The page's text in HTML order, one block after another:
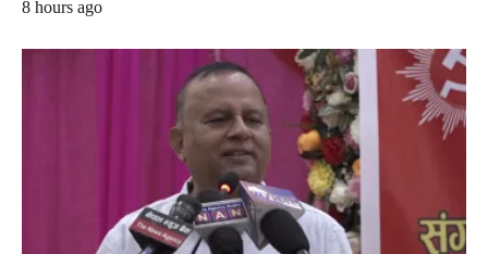
8 hours ago